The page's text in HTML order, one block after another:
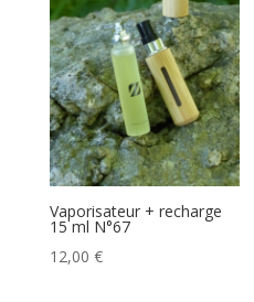
Vaporisateur + recharge
15 ml N°67
12,00 €